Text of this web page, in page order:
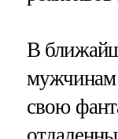
В
мужчинам
свою